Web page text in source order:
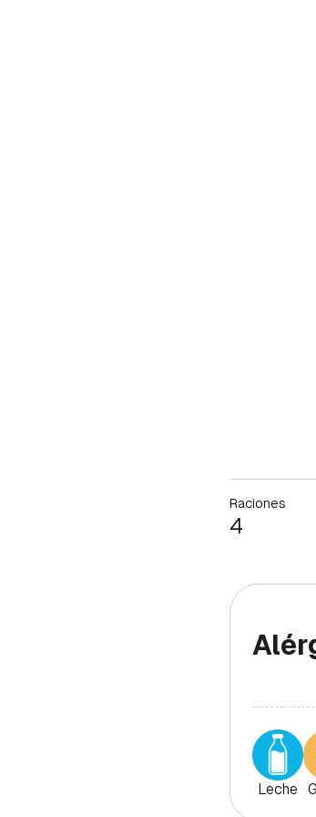
Raciones
4
Leche